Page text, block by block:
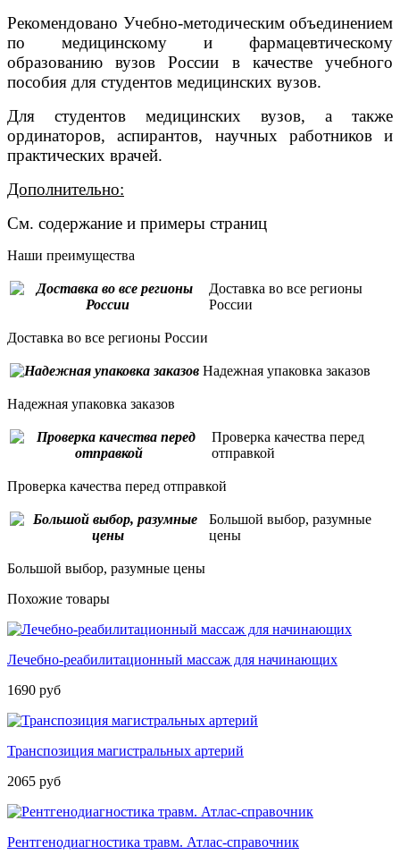
Рекомендовано Учебно-методическим объединением
по медицинскому и фармацевтическому
образованию вузов России в качестве учебного
пособия для студентов медицинских вузов.
Для студентов медицинских вузов, а также
ординаторов, аспирантов, научных работников и
практических врачей.
Дополнительно:
См. содержание и примеры страниц
Наши преимущества
Доставка во все регионы
России
Доставка во все регионы России
Надежная упаковка заказов
Надежная упаковка заказов
Проверка качества перед
отправкой
Проверка качества перед отправкой
Большой выбор, разумные
цены
Большой выбор, разумные цены
Похожие товары
Лечебно-реабилитационный массаж для начинающих
1690 руб
Транспозиция магистральных артерий
2065 руб
Рентгенодиагностика травм. Атлас­-справочник